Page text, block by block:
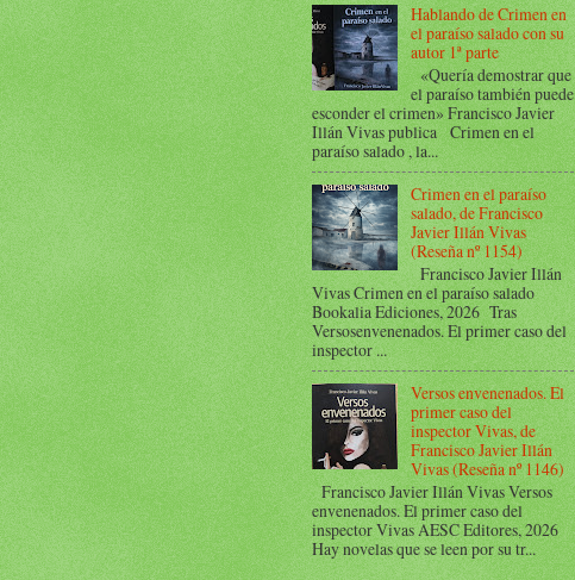
Hablando de Crimen en
el paraíso salado con su
autor 1ª parte
«Quería demostrar que
el paraíso también puede
esconder el crimen» Francisco Javier
Illán Vivas publica Crimen en el
paraíso salado , la...
Crimen en el paraíso
salado, de Francisco
Javier Illán Vivas
(Reseña nº 1154)
Francisco Javier Illán
Vivas Crimen en el paraíso salado
Bookalia Ediciones, 2026 Tras
Versosenvenenados. El primer caso del
inspector ...
Versos envenenados. El
primer caso del
inspector Vivas, de
Francisco Javier Illán
Vivas (Reseña nº 1146)
Francisco Javier Illán Vivas Versos
envenenados. El primer caso del
inspector Vivas AESC Editores, 2026
Hay novelas que se leen por su tr...